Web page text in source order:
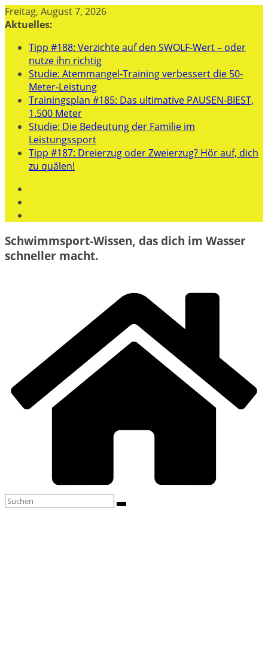
Zum
Inhalt
Freitag, August 7, 2026
Aktuelles:
Tipp #188: Verzichte auf den SWOLF-Wert – oder
nutze ihn richtig
Studie: Atemmangel-Training verbessert die 50-
Meter-Leistung
Trainingsplan #185: Das ultimative PAUSEN-BIEST,
1.500 Meter
Studie: Die Bedeutung der Familie im
Leistungssport
Tipp #187: Dreierzug oder Zweierzug? Hör auf, dich
zu quälen!
Schwimmsport-Wissen, das dich im Wasser
schneller macht.